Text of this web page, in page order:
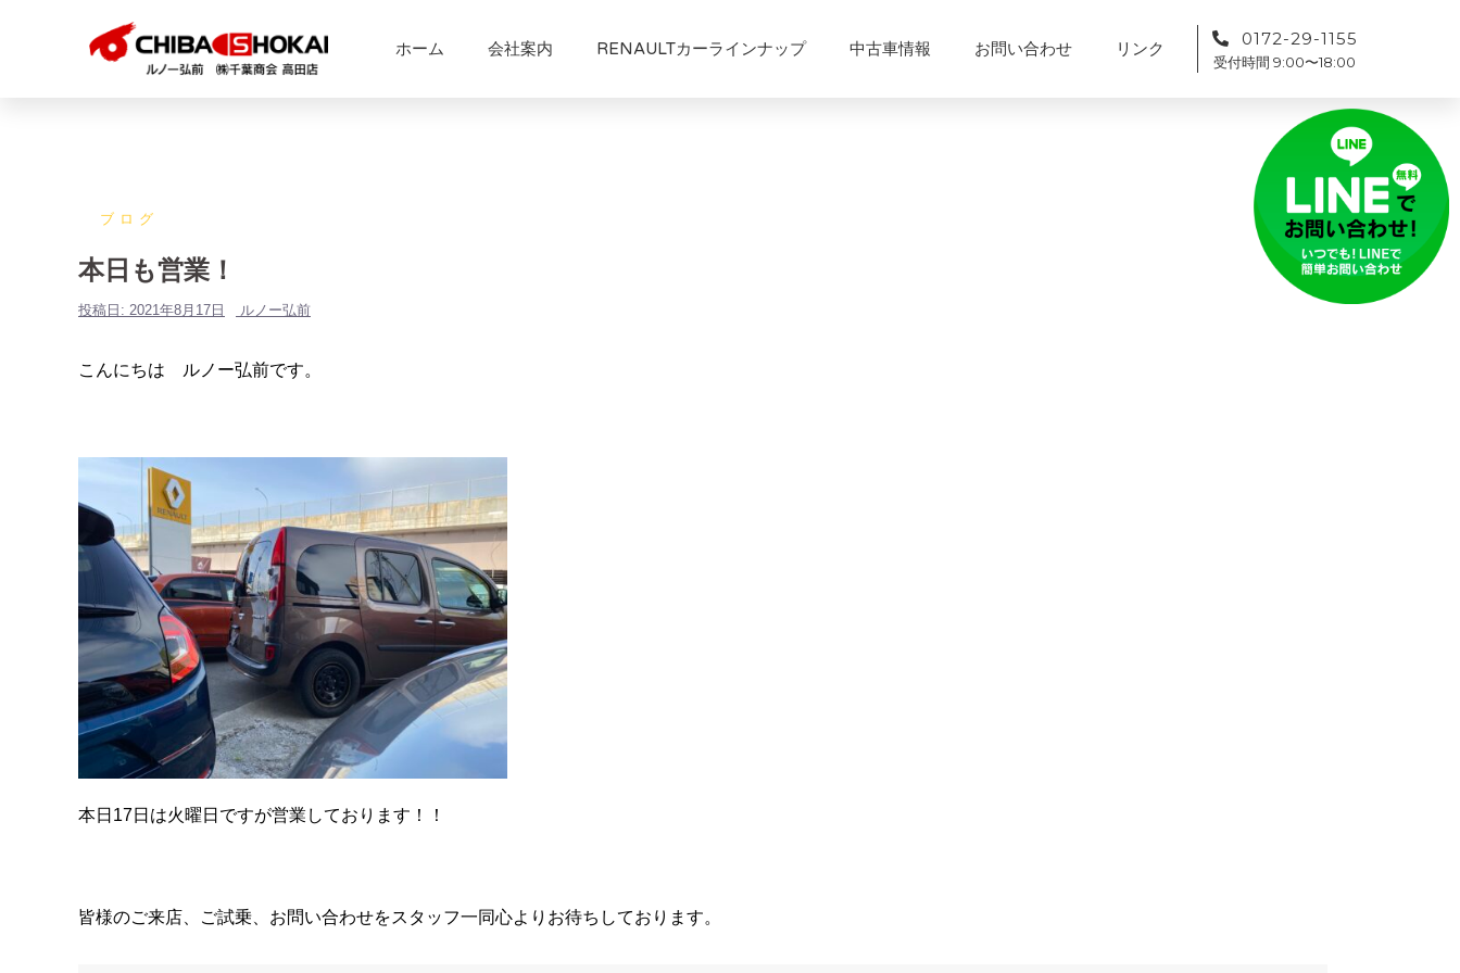
ホーム 会社案内 RENAULTカーラインナップ 中古車情報 お問い合わせ リンク 0172-29-1155
受付時間 9:00〜18:00
ブログ
本日も営業！
投稿日: 2021年8月17日 ルノー弘前
こんにちは ルノー弘前です。
本日17日は火曜日ですが営業しております！！
皆様のご来店、ご試乗、お問い合わせをスタッフ一同心よりお待ちしております。